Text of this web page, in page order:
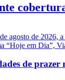
agosto de
“Hoje em Dia”,
de prazer